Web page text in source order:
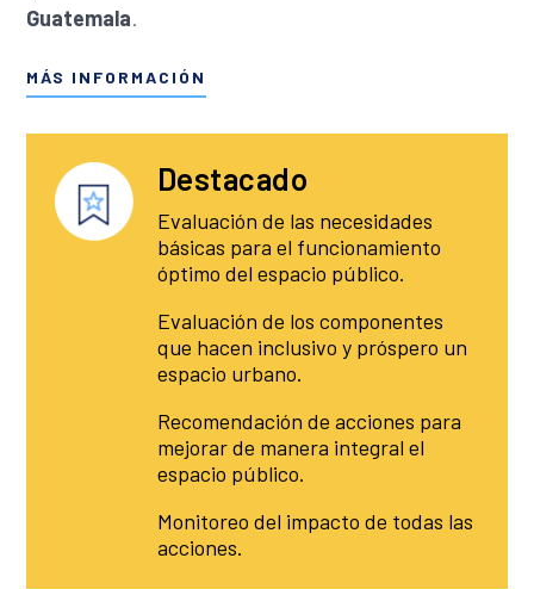
Guatemala.
MÁS INFORMACIÓN
Destacado
Evaluación de las necesidades
básicas para el funcionamiento
óptimo del espacio público.
Evaluación de los componentes
que hacen inclusivo y próspero un
espacio urbano.
Recomendación de acciones para
mejorar de manera integral el
espacio público.
Monitoreo del impacto de todas las
acciones.